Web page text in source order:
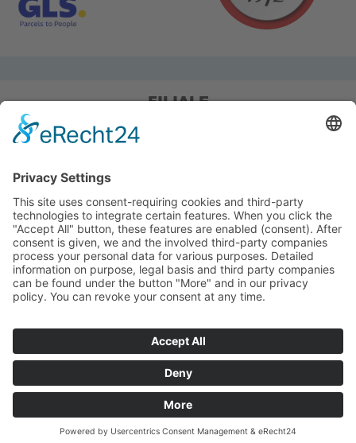
in den Warenkorb
FILIALE
Pieper Grillshop-24/Golf
Sandstraße 14-18
Pieper Zelt/Boot/Camping
Rockwoolstr. 35
45966 Gladbeck
Tel.: 0 20 43 / 9 73 70
info@pieper-freizeit.de